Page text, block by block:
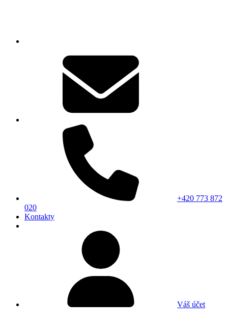
+420 773 872
020
Kontakty
Váš účet